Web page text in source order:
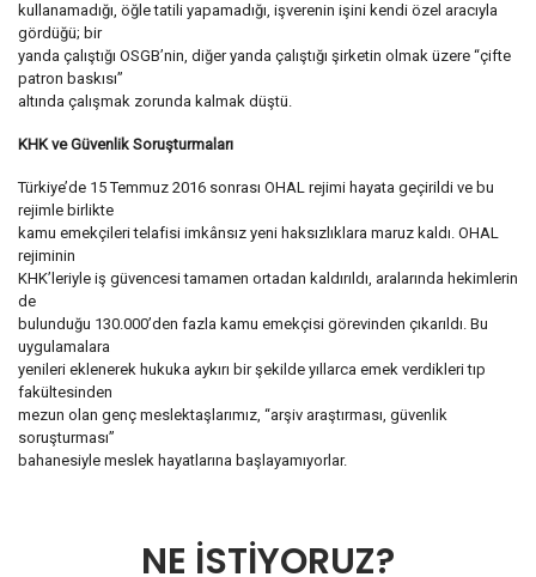
kullanamadığı, öğle tatili yapamadığı, işverenin işini kendi özel aracıyla
gördüğü; bir
yanda çalıştığı OSGB’nin, diğer yanda çalıştığı şirketin olmak üzere “çifte
patron baskısı”
altında çalışmak zorunda kalmak düştü.
KHK ve Güvenlik Soruşturmaları
Türkiye’de 15 Temmuz 2016 sonrası OHAL rejimi hayata geçirildi ve bu
rejimle birlikte
kamu emekçileri telafisi imkânsız yeni haksızlıklara maruz kaldı. OHAL
rejiminin
KHK’leriyle iş güvencesi tamamen ortadan kaldırıldı, aralarında hekimlerin
de
bulunduğu 130.000’den fazla kamu emekçisi görevinden çıkarıldı. Bu
uygulamalara
yenileri eklenerek hukuka aykırı bir şekilde yıllarca emek verdikleri tıp
fakültesinden
mezun olan genç meslektaşlarımız, “arşiv araştırması, güvenlik
soruşturması”
bahanesiyle meslek hayatlarına başlayamıyorlar.
NE İSTİYORUZ?